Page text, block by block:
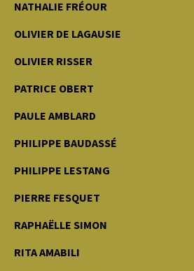
NATHALIE FRÉOUR
OLIVIER DE LAGAUSIE
OLIVIER RISSER
PATRICE OBERT
PAULE AMBLARD
PHILIPPE BAUDASSÉ
PHILIPPE LESTANG
PIERRE FESQUET
RAPHAËLLE SIMON
RITA AMABILI